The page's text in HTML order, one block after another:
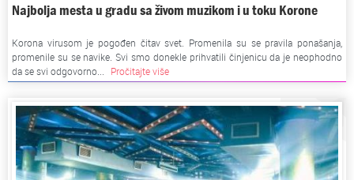
Najbolja mesta u gradu sa živom muzikom i u toku Korone
Korona virusom je pogođen čitav svet. Promenila su se pravila ponašanja,
promenile su se navike. Svi smo donekle prihvatili činjenicu da je neophodno
da se svi odgovorno...
Pročitajte više